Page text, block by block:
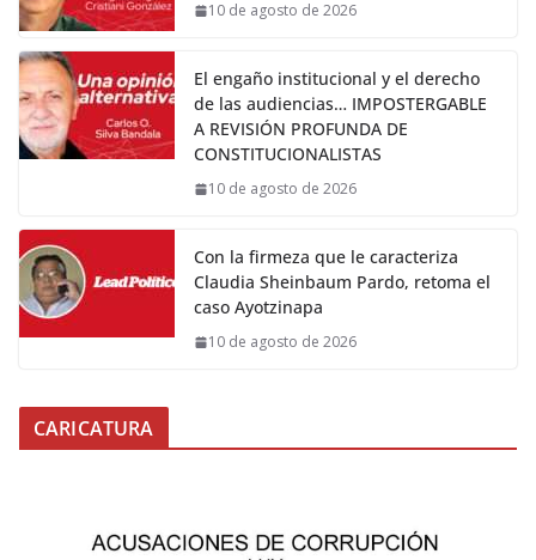
10 de agosto de 2026
El engaño institucional y el derecho
de las audiencias… IMPOSTERGABLE
A REVISIÓN PROFUNDA DE
CONSTITUCIONALISTAS
10 de agosto de 2026
Con la firmeza que le caracteriza
Claudia Sheinbaum Pardo, retoma el
caso Ayotzinapa
10 de agosto de 2026
CARICATURA